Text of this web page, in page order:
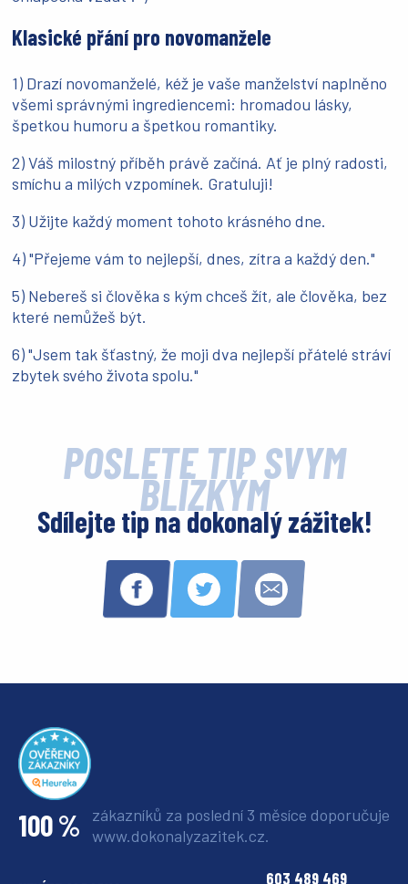
Klasické přání pro novomanžele
1) Drazí novomanželé, kéž je vaše manželství naplněno
všemi správnými ingrediencemi: hromadou lásky,
špetkou humoru a špetkou romantiky.
2) Váš milostný příběh právě začíná. Ať je plný radosti,
smíchu a milých vzpomínek. Gratuluji!
3) Užijte každý moment tohoto krásného dne.
4) "Přejeme vám to nejlepší, dnes, zítra a každý den."
5) Nebereš si člověka s kým chceš žít, ale člověka, bez
které nemůžeš být.
6) "Jsem tak šťastný, že moji dva nejlepší přátelé stráví
zbytek svého života spolu."
POŠLETE TIP SVÝM
BLÍZKÝM
Sdílejte tip na dokonalý zážitek!
100 % zákazníků za poslední 3 měsíce doporučuje
www.dokonalyzazitek.cz.
603 489 469